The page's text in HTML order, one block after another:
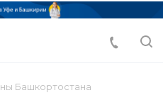
Башкортостана